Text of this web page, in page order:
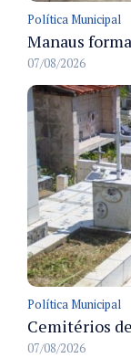
Política Municipal
07/08/2026
Política Municipal
07/08/2026